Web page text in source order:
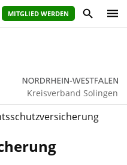
MITGLIED WERDEN
Kreisverband Solingen